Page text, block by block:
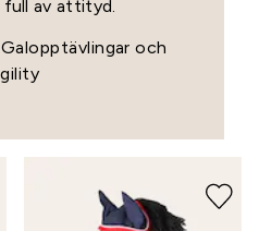
av attityd.
Galopptävlingar och